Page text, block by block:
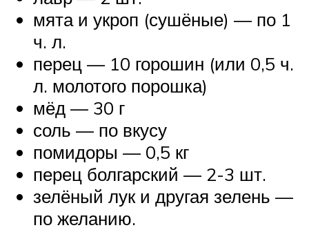
мята и укроп (сушёные) — по 1
ч. л.
перец — 10 горошин (или 0,5 ч.
л. молотого порошка)
мёд — 30 г
соль — по вкусу
помидоры — 0,5 кг
перец болгарский — 2-3 шт.
зелёный лук и другая зелень —
по желанию.